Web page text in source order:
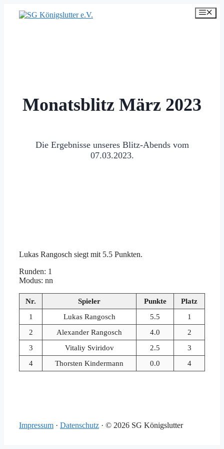
Inhalt
Monatsblitz März 2023
Die Ergebnisse unseres Blitz-Abends vom
07.03.2023.
Lukas Rangosch siegt mit 5.5 Punkten.
Runden: 1
Modus: nn
Nr. Spieler Punkte
Platz
1
Lukas Rangosch 5.5
1
2
Alexander Rangosch 4.0
2
3
Vitaliy Sviridov 2.5
3
4
Thorsten Kindermann 0.0 4
Impressum · Datenschutz · © 2026 SG Königslutter